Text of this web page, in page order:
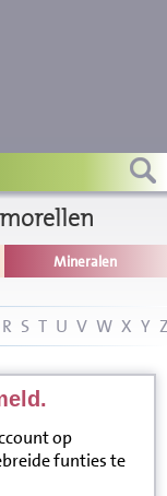
Mineralen
R S T U V W X Y
op
funties te